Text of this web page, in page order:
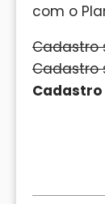
com o
Cadastro
Cadastro
Cadastro